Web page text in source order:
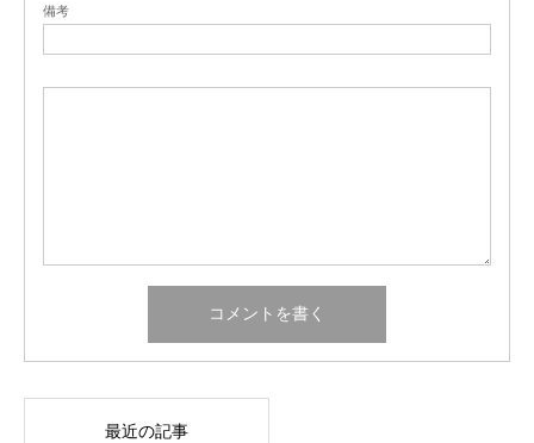
備考
最近の記事